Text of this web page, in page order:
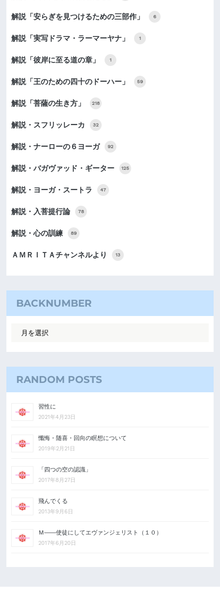
解説「安らぎを見つけるための三部作」 6
解説「実写ドラマ・ラーマーヤナ」 1
解説「彼岸に至る道の章」 1
解説「王のための四十のドーハー」 59
解説「菩薩の生き方」 218
解説・スフリッレーカ 32
解説・ナーローの６ヨーガ 92
解説・バガヴァッド・ギーター 125
解説・ヨーガ・スートラ 47
解説・入菩提行論 78
解説・心の訓練 89
ＡＭＲＩＴＡチャンネルより 13
BACKNUMBER
RANDOM POSTS
習性に
2021年4月23日
懺悔・随喜・回向の瞑想について
2019年2月21日
「四つの空の認識」
2017年8月27日
飛んでくる
2013年9月6日
Ｍ――使徒にしてエヴァンジェリスト（１０）
2017年6月20日